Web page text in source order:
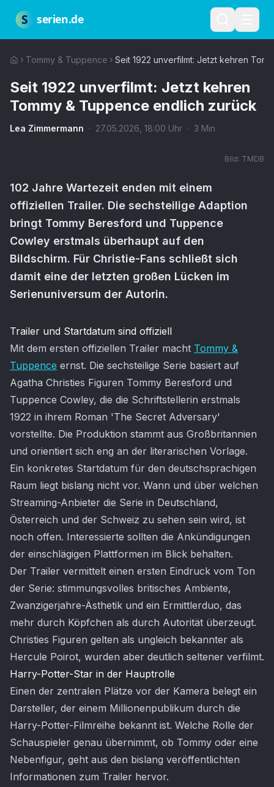
S serien.de
Tommy & Tuppence Seit 1922 unverfilmt: Jetzt kehren
Seit 1922 unverfilmt: Jetzt kehren
Tommy & Tuppence endlich zurück
Lea Zimmermann · 27.05.2026 18:00 Uhr · 3 Min
Bild: TMDB
102 Jahre Wartezeit enden mit einem
offiziellen Trailer. Die sechsteilige Adaption
bringt Tommy Beresford und Tuppence
Cowley erstmals überhaupt auf den
Bildschirm. Für Christie-Fans schließt sich
damit eine der letzten großen Lücken im
Serienuniversum der Autorin.
Artikel-Inhalt
Trailer und Startdatum sind offiziell
Mit dem ersten offiziellen Trailer macht Tommy &
Tuppence ernst. Die sechsteilige Serie basiert auf
Agatha Christies Figuren Tommy Beresford und
Tuppence Cowley, die die Schriftstellerin erstmals
1922 in ihrem Roman 'The Secret Adversary'
vorstellte. Die Produktion stammt aus Großbritannien
und orientiert sich eng an der literarischen Vorlage.
Ein konkretes Startdatum für den deutschsprachigen
Raum liegt bislang nicht vor. Wann und über welchen
Streaming-Anbieter die Serie in Deutschland,
Österreich und der Schweiz zu sehen sein wird, ist
noch offen. Interessierte sollten die Ankündigungen
der einschlägigen Plattformen im Blick behalten.
Der Trailer vermittelt einen ersten Eindruck vom Ton
der Serie: stimmungsvolles britisches Ambiente,
Zwanzigerjahre-Ästhetik und ein Ermittlerduo, das
mehr durch Köpfchen als durch Autorität überzeugt.
Christies Figuren gelten als ungleich bekannter als
Hercule Poirot, wurden aber deutlich seltener verfilmt.
Harry-Potter-Star in der Hauptrolle
Einen der zentralen Plätze vor der Kamera belegt ein
Darsteller, der einem Millionenpublikum durch die
Harry-Potter-Filmreihe bekannt ist. Welche Rolle der
Schauspieler genau übernimmt, ob Tommy oder eine
Nebenfigur, geht aus den bislang veröffentlichten
Informationen zum Trailer hervor.
Nutzungsbedingungen